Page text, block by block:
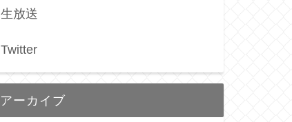
生放送
Twitter
アーカイブ